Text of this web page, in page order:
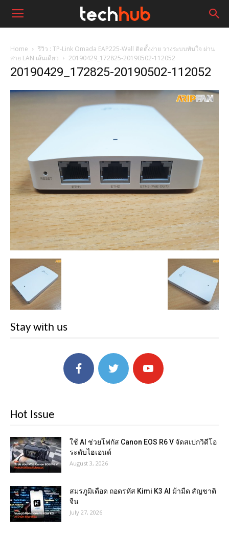
Home
รีวิว : TP-Link Omada EAP225-Wall ติดตั้งง่าย วางระบบทันใจ ผ่าน
สาย LAN เส้นเดียว
20190429_172825-20190502-112052
20190429_172825-20190502-112052
Stay with us
Hot Issue
ใช้ AI ช่วยโฟกัส Canon EOS R6 V จัดสเปกวิดีโอ
ระดับไฮเอนด์
August 3, 2026
สมรภูมิเดือด ถอดรหัส Kimi K3 AI ม้ามืด สัญชาติ
จีน
July 27, 2026